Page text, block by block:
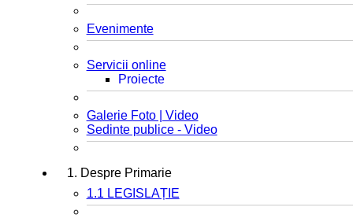
Evenimente
Servicii online
Proiecte
Galerie Foto | Video
Sedinte publice - Video
1. Despre Primarie
1.1 LEGISLAȚIE